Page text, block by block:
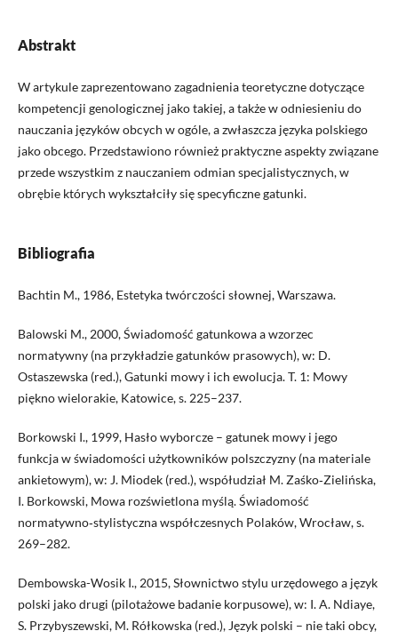
Abstrakt
W artykule zaprezentowano zagadnienia teoretyczne dotyczące
kompetencji genologicznej jako takiej, a także w odniesieniu do
nauczania języków obcych w ogóle, a zwłaszcza języka polskiego
jako obcego. Przedstawiono również praktyczne aspekty związane
przede wszystkim z nauczaniem odmian specjalistycznych, w
obrębie których wykształciły się specyficzne gatunki.
Bibliografia
Bachtin M., 1986, Estetyka twórczości słownej, Warszawa.
Balowski M., 2000, Świadomość gatunkowa a wzorzec
normatywny (na przykładzie gatunków prasowych), w: D.
Ostaszewska (red.), Gatunki mowy i ich ewolucja. T. 1: Mowy
piękno wielorakie, Katowice, s. 225–237.
Borkowski I., 1999, Hasło wyborcze – gatunek mowy i jego
funkcja w świadomości użytkowników polszczyzny (na materiale
ankietowym), w: J. Miodek (red.), współudział M. Zaśko‑Zielińska,
I. Borkowski, Mowa rozświetlona myślą. Świadomość
normatywno‑stylistyczna współczesnych Polaków, Wrocław, s.
269–282.
Dembowska-Wosik I., 2015, Słownictwo stylu urzędowego a język
polski jako drugi (pilotażowe badanie korpusowe), w: I. A. Ndiaye,
S. Przybyszewski, M. Rółkowska (red.), Język polski – nie taki obcy,